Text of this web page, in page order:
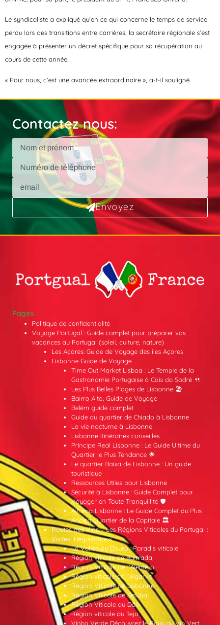
Le syndicaliste a expliqué qu’en ce qui concerne le temps de service
perdu lors des transitions entre carrières, la secrétaire régionale s’est
engagée à présenter un décret spécifique pour sa récupération au
cours de cette année.
« Pour nous, c’est une avancée extraordinaire », a-t-il souligné.
Contactez nous:
Envoyez
Pages
Politique de confidentialité
Voyage Portugal : Guide complet pour préparer vos
vacances au Portugal (soleil, culture, nature)
Les Açores: Guide de Voyage des îles Açores
Lisbonne Guide de Voyage
Time Out Market Lisboa : Le Temple de la
Gastronomie Portugaise à Cais do Sodré 🍴
Les Plus Belles Plages de Lisbonne 🏖️
Bairro Alto, Guide de Voyage
Belém guide complet
Guide du quartier de Chiado à Lisbonne
La vie nocturne à Lisbonne
Lisbonne Itinéraires conseillés
Príncipe Real Lisbonne : Le Guide Ultime du
Quartier le Plus Tendance 🌟
Le quartier Baixa de Lisbonne : Un guide
touristique
Ressources Utiles pour Lisbonne
Sécurité à Lisbonne : Guide Complet pour
Voyager en Toute Tranquillité 🛡️
Alfama Lisbonne : Le Guide Complet du Plus
Ancien Quartier de la Capitale 🏛️
Routes des Vins – Les Régions Viticoles du Portugal :
Visites, Dégustations
La Vallée du Douro : Paradis viticole
Région viticole de Bairrada
Région Viticole de l’Alentejo
Région viticole de l’Algarve
Région Viticole de Lisbonne
Région Viticole de Setúbal
Région Viticole du Dão
Région viticole du Tejo
Vinho Verde Découvrez le Pays du Vin Vert